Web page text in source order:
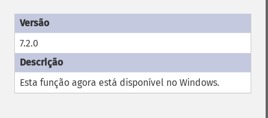
7.2.0
Esta função agora está disponível no Windows.